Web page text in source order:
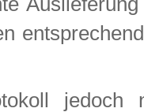
jedoch